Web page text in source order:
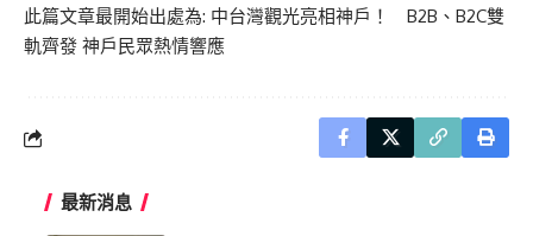
此篇文章最開始出處為: 中台灣觀光亮相神戶！ B2B、B2C雙
軌齊發 神戶民眾熱情響應
最新消息